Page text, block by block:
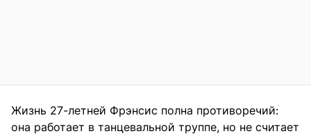
Жизнь 27-летней Фрэнсис полна противоречий:
она работает в танцевальной труппе, но не считает